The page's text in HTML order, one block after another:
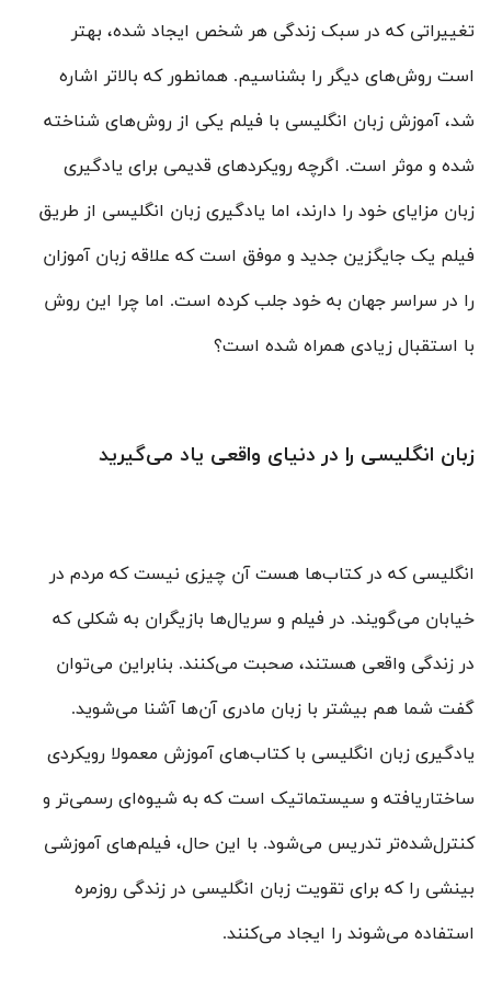
تغییراتی که در سبک زندگی هر شخص ایجاد شده، بهتر
است روش‌های دیگر را بشناسیم. همانطور که بالاتر اشاره
شد، آموزش زبان انگلیسی با فیلم یکی از روش‌های شناخته
شده و موثر است. اگرچه رویکردهای قدیمی برای یادگیری
زبان مزایای خود را دارند، اما یادگیری زبان انگلیسی از طریق
فیلم یک جایگزین جدید و موفق است که علاقه زبان آموزان
را در سراسر جهان به خود جلب کرده است. اما چرا این روش
با استقبال زیادی همراه شده است؟
زبان انگلیسی را در دنیای واقعی یاد می‌گیرید
انگلیسی که در کتاب‌ها هست آن چیزی نیست که مردم در
خیابان می‌گویند. در فیلم و سریال‌ها بازیگران به شکلی که
در زندگی واقعی هستند، صحبت می‌کنند. بنابراین می‌توان
گفت شما هم بیشتر با زبان مادری آن‌ها آشنا می‌شوید.
یادگیری زبان انگلیسی با کتاب‌های آموزش معمولا رویکردی
ساختاریافته و سیستماتیک است که به شیوه‌ای رسمی‌تر و
کنترل‌شده‌تر تدریس می‌شود. با این حال، فیلم‌های آموزشی
بینشی را که برای تقویت زبان انگلیسی در زندگی روزمره
استفاده می‌شوند را ایجاد می‌کنند.